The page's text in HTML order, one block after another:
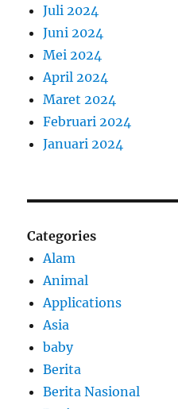
Juli 2024
Juni 2024
Mei 2024
April 2024
Maret 2024
Februari 2024
Januari 2024
Categories
Alam
Animal
Applications
Asia
baby
Berita
Berita Nasional